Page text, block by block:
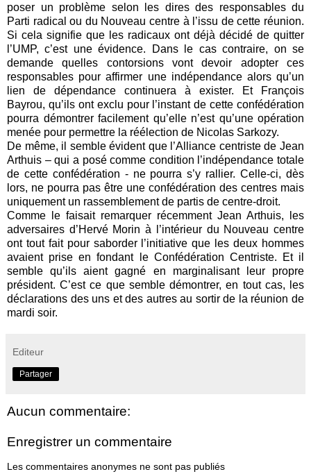
poser un problème selon les dires des responsables du
Parti radical ou du Nouveau centre à l’issu de cette réunion.
Si cela signifie que les radicaux ont déjà décidé de quitter
l’UMP, c’est une évidence. Dans le cas contraire, on se
demande quelles contorsions vont devoir adopter ces
responsables pour affirmer une indépendance alors qu’un
lien de dépendance continuera à exister. Et François
Bayrou, qu’ils ont exclu pour l’instant de cette confédération
pourra démontrer facilement qu’elle n’est qu’une opération
menée pour permettre la réélection de Nicolas Sarkozy.
De même, il semble évident que l’Alliance centriste de Jean
Arthuis – qui a posé comme condition l’indépendance totale
de cette confédération - ne pourra s’y rallier. Celle-ci, dès
lors, ne pourra pas être une confédération des centres mais
uniquement un rassemblement de partis de centre-droit.
Comme le faisait remarquer récemment Jean Arthuis, les
adversaires d’Hervé Morin à l’intérieur du Nouveau centre
ont tout fait pour saborder l’initiative que les deux hommes
avaient prise en fondant le Confédération Centriste. Et il
semble qu’ils aient gagné en marginalisant leur propre
président. C’est ce que semble démontrer, en tout cas, les
déclarations des uns et des autres au sortir de la réunion de
mardi soir.
Editeur
Partager
Aucun commentaire:
Enregistrer un commentaire
Les commentaires anonymes ne sont pas publiés